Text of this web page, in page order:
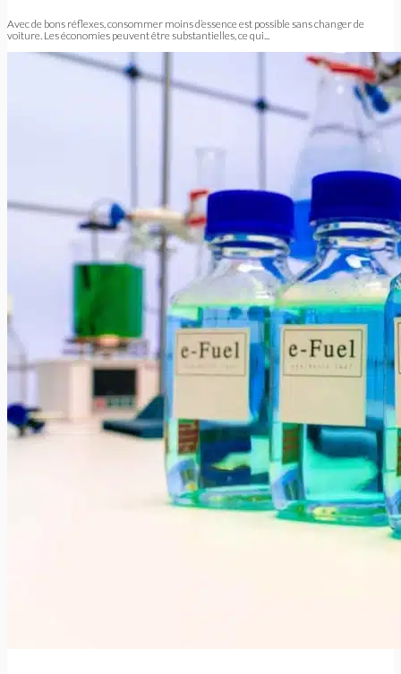
Avec de bons réflexes, consommer moins d’essence est possible sans changer de
voiture. Les économies peuvent être substantielles, ce qui...